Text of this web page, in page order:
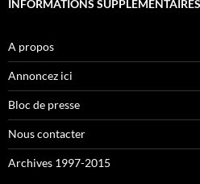
INFORMATIONS SUPPLÉMENTAIRES
A propos
Annoncez ici
Bloc de presse
Nous contacter
Archives 1997-2015